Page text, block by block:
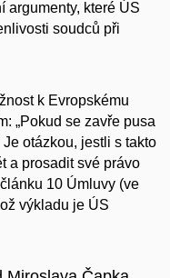
argumenty, které ÚS
soudců při
k Evropskému
„Pokud se zavře pusa
Je otázkou, jestli s takto
a prosadit své právo
10 Úmluvy (ve
výkladu je ÚS